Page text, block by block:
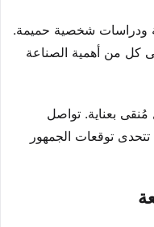
ودراسات شخصية حميمة.
كل من أهمية الصناعة
بعناية. تواصل
تتحدى توقعات الجمهور